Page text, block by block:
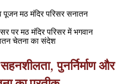
पर मठ मंदिर परिसर में भगवान
चेतना का संदेश
पुनर्निर्माण और